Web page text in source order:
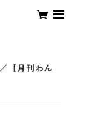
【月刊わん